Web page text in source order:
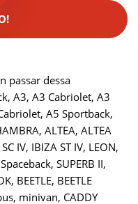
passar dessa
A3, A3 Cabriolet, A3
A5 Sportback,
ALTEA, ALTEA
IV, IBIZA ST IV, LEON,
SUPERB II,
BEETLE, BEETLE
minivan, CADDY